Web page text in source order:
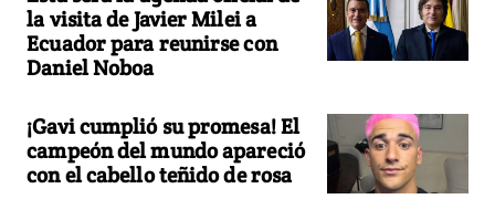
la visita de Javier Milei a
Ecuador para reunirse con
Daniel Noboa
¡Gavi cumplió su promesa! El
campeón del mundo apareció
con el cabello teñido de rosa